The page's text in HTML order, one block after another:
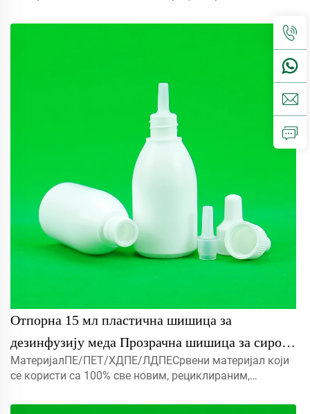
амбалажу хране.Објекат5мл 10мл 15мл контактирајте
Отпорна 15 мл пластична шишица за
дезинфузију меда Прозрачна шишица за сироп
и зачин
МатеријалПЕ/ПЕТ/ХДПЕ/ЛДПЕСрвени материјал који
се користи са 100% све новим, рециклираним,
амбалажу хране.Објекат5мл 10мл 15мл контактирајте